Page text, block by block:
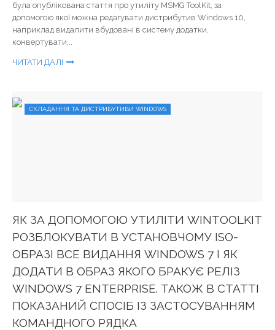
була опублікована стаття про утиліту MSMG ToolKit, за
допомогою якої можна редагувати дистрибутив Windows 10,
наприклад видалити вбудовані в систему додатки,
конвертувати...
ЧИТАТИ ДАЛІ
СКЛАДАННЯ ТА ДИСТРИБУТИВИ WINDOWS
ЯК ЗА ДОПОМОГОЮ УТИЛІТИ WINTOOLKIT
РОЗБЛОКУВАТИ В УСТАНОВЧОМУ ISO-
ОБРАЗІ ВСЕ ВИДАННЯ WINDOWS 7 І ЯК
ДОДАТИ В ОБРАЗ ЯКОГО БРАКУЄ РЕЛІЗ
WINDOWS 7 ENTERPRISE. ТАКОЖ В СТАТТІ
ПОКАЗАНИЙ СПОСІБ ІЗ ЗАСТОСУВАННЯМ
КОМАНДНОГО РЯДКА